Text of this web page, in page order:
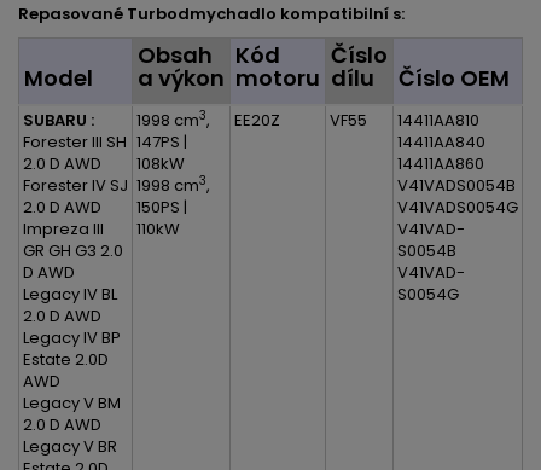
Repasované Turbodmychadlo kompatibilní s:
Model
Obsah
a výkon
Kód
motoru
Číslo
dílu Číslo OEM
SUBARU :
Forester III SH
2.0 D AWD
Forester IV SJ
2.0 D AWD
Impreza III
GR GH G3 2.0
D AWD
Legacy IV BL
2.0 D AWD
Legacy IV BP
Estate 2.0D
AWD
Legacy V BM
2.0 D AWD
Legacy V BR
1998 cm3,
147PS |
108kW
1998 cm3,
150PS |
110kW
EE20Z VF55
14411AA810
14411AA840
14411AA860
V41VADS0054B
V41VADS0054G
V41VAD-
S0054B
V41VAD-
S0054G